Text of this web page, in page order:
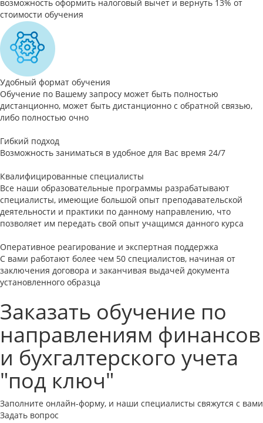
возможность оформить налоговый вычет и вернуть 13% от
стоимости обучения
Удобный формат обучения
Обучение по Вашему запросу может быть полностью
дистанционно, может быть дистанционно с обратной связью,
либо полностью очно
Гибкий подход
Возможность заниматься в удобное для Вас время 24/7
Квалифицированные специалисты
Все наши образовательные программы разрабатывают
специалисты, имеющие большой опыт преподавательской
деятельности и практики по данному направлению, что
позволяет им передать свой опыт учащимся данного курса
Оперативное реагирование и экспертная поддержка
С вами работают более чем 50 специалистов, начиная от
заключения договора и заканчивая выдачей документа
установленного образца
Заказать обучение по
направлениям финансов
и бухгалтерского учета
"под ключ"
Заполните онлайн-форму, и наши специалисты свяжутся с вами
Задать вопрос